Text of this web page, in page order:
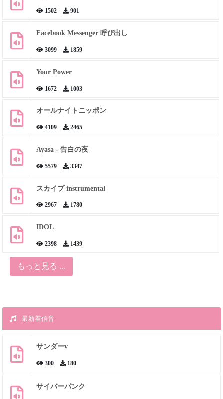
1502 901
Facebook Messenger 呼び出し
3099 1859
Your Power
1672 1003
オールナイトニッポン
4109 2465
Ayasa - 告白の夜
5579 3347
スカイプ instrumental
2967 1780
IDOL
2398 1439
もっと見る ...
最新着信音
サンダーv
300 180
サイバーパンク